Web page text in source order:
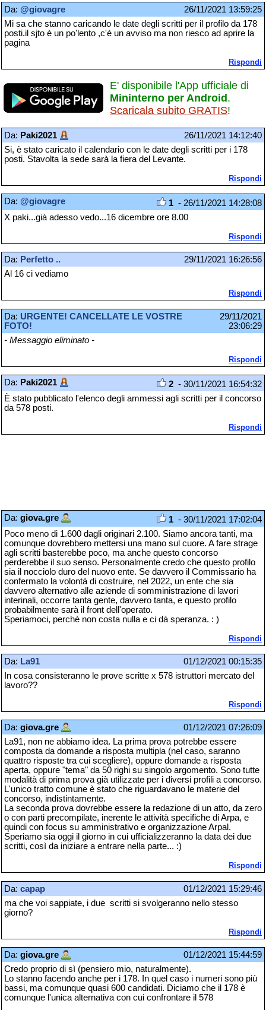
Da: @giovagre
26/11/2021 13:59:25
Mi sa che stanno caricando le date degli scritti per il profilo da 178
posti.il sjto è un po'lento ,c'è un avviso ma non riesco ad aprire la
pagina
Rispondi
E' disponibile l'App ufficiale di
Mininterno per Android .
Scaricala subito GRATIS!
Da: Paki2021
26/11/2021 14:12:40
Si, è stato caricato il calendario con le date degli scritti per i 178
posti. Stavolta la sede sarà la fiera del Levante.
Rispondi
Da: @giovagre 1 - 26/11/2021 14:28:08
X paki...già adesso vedo...16 dicembre ore 8.00
Rispondi
Da: Perfetto ..
29/11/2021 16:26:56
Al 16 ci vediamo
Rispondi
Da: URGENTE! CANCELLATE LE VOSTRE
FOTO!
29/11/2021
23:06:29
- Messaggio eliminato -
Rispondi
Da: Paki2021 2 - 30/11/2021 16:54:32
È stato pubblicato l'elenco degli ammessi agli scritti per il concorso
da 578 posti.
Rispondi
Da: giova.gre 1 - 30/11/2021 17:02:04
Poco meno di 1.600 dagli originari 2.100. Siamo ancora tanti, ma
comunque dovrebbero mettersi una mano sul cuore. A fare strage
agli scritti basterebbe poco, ma anche questo concorso
perderebbe il suo senso. Personalmente credo che questo profilo
sia il nocciolo duro del nuovo ente. Se davvero il Commissario ha
confermato la volontà di costruire, nel 2022, un ente che sia
davvero alternativo alle aziende di somministrazione di lavori
interinali, occorre tanta gente, davvero tanta, e questo profilo
probabilmente sarà il front dell'operato.
Speriamoci, perché non costa nulla e ci dà speranza. : )
Rispondi
Da: La91
01/12/2021 00:15:35
In cosa consisteranno le prove scritte x 578 istruttori mercato del
lavoro??
Rispondi
Da: giova.gre
01/12/2021 07:26:09
La91, non ne abbiamo idea. La prima prova potrebbe essere
composta da domande a risposta multipla (nel caso, saranno
quattro risposte tra cui scegliere), oppure domande a risposta
aperta, oppure "tema" da 50 righi su singolo argomento. Sono tutte
modalità di prima prova già utilizzate per i diversi profili a concorso.
L'unico tratto comune è stato che riguardavano le materie del
concorso, indistintamente.
La seconda prova dovrebbe essere la redazione di un atto, da zero
o con parti precompilate, inerente le attività specifiche di Arpa, e
quindi con focus su amministrativo e organizzazione Arpal.
Speriamo sia oggi il giorno in cui ufficializzeranno la data dei due
scritti, così da iniziare a entrare nella parte... :)
Rispondi
Da: capap
01/12/2021 15:29:46
ma che voi sappiate, i due scritti si svolgeranno nello stesso
giorno?
Rispondi
Da: giova.gre
01/12/2021 15:44:59
Credo proprio di sì (pensiero mio, naturalmente).
Lo stanno facendo anche per i 178. In quel caso i numeri sono più
bassi, ma comunque quasi 600 candidati. Diciamo che il 178 è
comunque l'unica alternativa con cui confrontare il 578